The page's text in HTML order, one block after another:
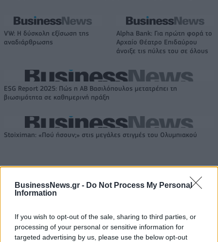
BusinessNews.gr - Do Not Process My Personal
Information
If you wish to opt-out of the sale, sharing to third parties, or
processing of your personal or sensitive information for
targeted advertising by us, please use the below opt-out
VW: Η δύσκολη εξίσωση της
αναδιάρθρωσης
Alpha Bank: Για πρώτη φορά το
Αρχαίο Θέατρο Επιδαύρου
άνοιξε τις πύλες του σε όλους
ESG Report 2025: Πώς η ΑΒ Βασιλόπουλος μετατρέπει τη
βιωσιμότητα σε καθημερινή πράξη
Stoiximan: «Πού ήσουν;» στις μεγάλες στιγμές του Ολυμπιακού
ΠΕΡΙΣΣΌΤΕΡΑ ΣΕ ΑΥΤΉ ΤΗΝ ΚΑΤΗΓΟΡΊΑ